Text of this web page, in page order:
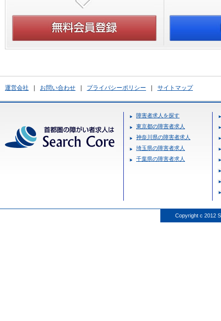
運営会社 お問い合わせ プライバシーポリシー サイトマップ
障害者求人を探す
東京都の障害者求人
神奈川県の障害者求人
埼玉県の障害者求人
千葉県の障害者求人
Copyright c 2012